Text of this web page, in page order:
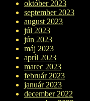
október 2023
september 2023
august 2023
júl 2023
jún 2023
máj 2023
apríl 2023
marec 2023
február 2023
január 2023
december 2022